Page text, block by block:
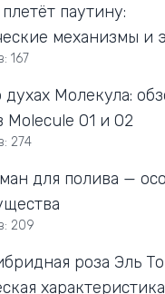
паутину:
механизмы и
167
Молекула:
Molecule 01 и 02
274
для полива —
209
роза Эль